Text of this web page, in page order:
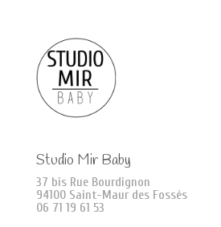
Studio Mir Baby
37 bis Rue Bourdignon
94100 Saint-Maur des Fossés
06 71 19 61 53